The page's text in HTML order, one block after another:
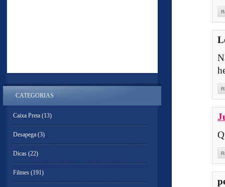
CATEGORIAS
Caixa Preta (13)
Desapega (3)
Dicas (22)
Filmes (191)